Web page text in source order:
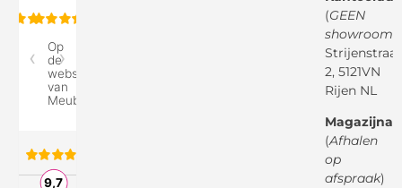
Retourvoorwaarden
Betaalmethodes
Montageservice
(GEEN
showroom
Strijenstraat
2, 5121VN
Rijen NL
(Afhalen
op
afspraak)